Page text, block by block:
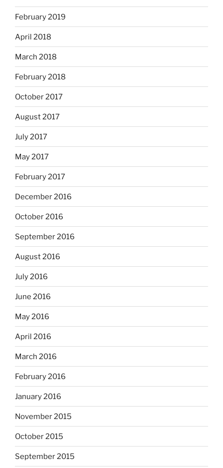
February 2019
April 2018
March 2018
February 2018
October 2017
August 2017
July 2017
May 2017
February 2017
December 2016
October 2016
September 2016
August 2016
July 2016
June 2016
May 2016
April 2016
March 2016
February 2016
January 2016
November 2015
October 2015
September 2015